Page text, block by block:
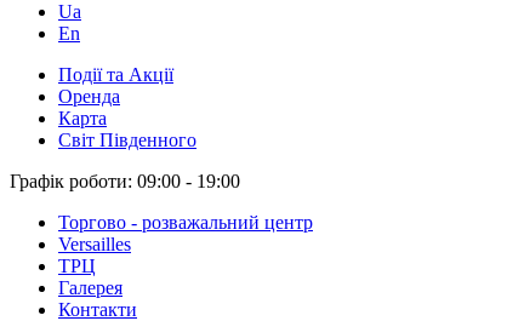
Ua
En
Події та Акції
Оренда
Карта
Світ Південного
Графік роботи: 09:00 - 19:00
Торгово - розважальний центр
Versailles
ТРЦ
Галерея
Контакти